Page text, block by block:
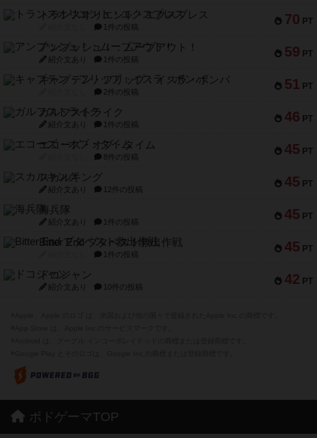
70 PT
トランスオリエント・エクスプレス
1件の投稿
59 PT
アンブッシュ！：ムーブアウト！
紹介文あり 1件の投稿
51 PT
キャプテン・フリップ：イスラ・ボンバ
2件の投稿
46 PT
ガルフストライク
紹介文あり 1件の投稿
45 PT
エコーズ・オブ・タイム
8件の投稿
45 PT
スカルキング
紹介文あり 12件の投稿
45 PT
海兵隊
紹介文あり 1件の投稿
45 PT
Bitter End ブタペスト救出作戦
1件の投稿
42 PT
ドコジャン
紹介文あり 10件の投稿
ボドゲーマTOP